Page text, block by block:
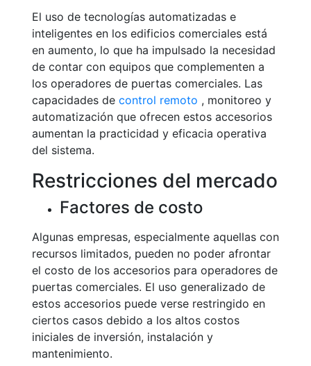
El uso de tecnologías automatizadas e
inteligentes en los edificios comerciales está
en aumento, lo que ha impulsado la necesidad
de contar con equipos que complementen a
los operadores de puertas comerciales. Las
capacidades de control remoto , monitoreo y
automatización que ofrecen estos accesorios
aumentan la practicidad y eficacia operativa
del sistema.
Restricciones del mercado
Factores de costo
Algunas empresas, especialmente aquellas con
recursos limitados, pueden no poder afrontar
el costo de los accesorios para operadores de
puertas comerciales. El uso generalizado de
estos accesorios puede verse restringido en
ciertos casos debido a los altos costos
iniciales de inversión, instalación y
mantenimiento.